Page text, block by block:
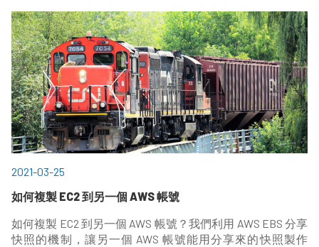
2021-03-25
如何複製 EC2 到另一個 AWS 帳號
如何複製 EC2 到另一個 AWS 帳號？我們利用 AWS EBS 分享
快照的機制，讓另一個 AWS 帳號能用分享來的快照製作